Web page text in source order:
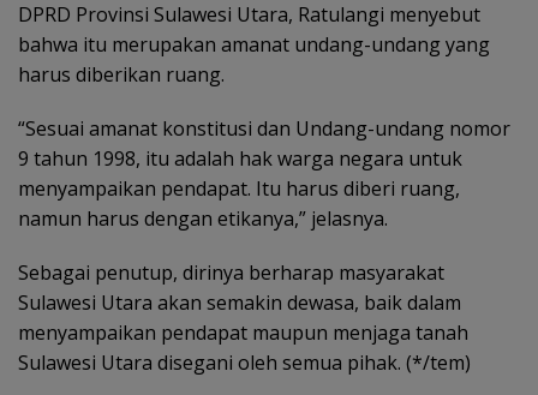
DPRD Provinsi Sulawesi Utara, Ratulangi menyebut
bahwa itu merupakan amanat undang-undang yang
harus diberikan ruang.
“Sesuai amanat konstitusi dan Undang-undang nomor
9 tahun 1998, itu adalah hak warga negara untuk
menyampaikan pendapat. Itu harus diberi ruang,
namun harus dengan etikanya,” jelasnya.
Sebagai penutup, dirinya berharap masyarakat
Sulawesi Utara akan semakin dewasa, baik dalam
menyampaikan pendapat maupun menjaga tanah
Sulawesi Utara disegani oleh semua pihak. (*/tem)